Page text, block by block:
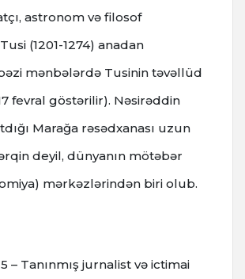
astronom və filosof
(1201-1274) anadan
mənbələrdə Tusinin təvəllüd
fevral göstərilir). Nəsirəddin
Marağa rəsədxanası uzun
deyil, dünyanın mötəbər
mərkəzlərindən biri olub.
– Tanınmış jurnalist və ictimai